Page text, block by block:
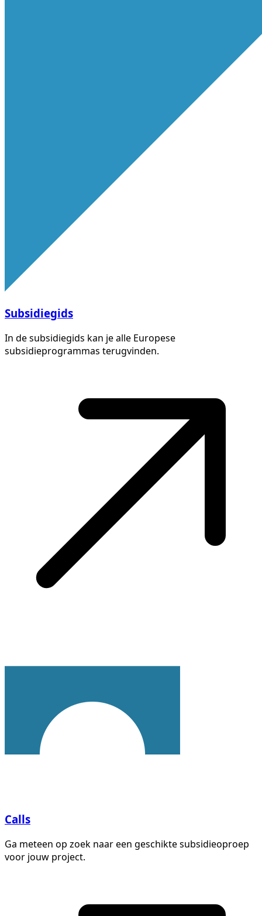
Subsidiegids
In de subsidiegids kan je alle Europese
subsidieprogrammas terugvinden.
Calls
Ga meteen op zoek naar een geschikte subsidieoproep
voor jouw project.